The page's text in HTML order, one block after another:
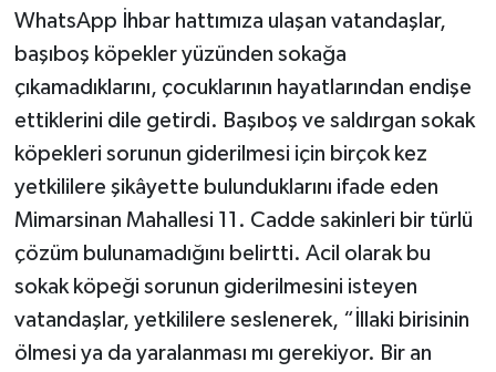
WhatsApp İhbar hattımıza ulaşan vatandaşlar,
başıboş köpekler yüzünden sokağa
çıkamadıklarını, çocuklarının hayatlarından endişe
ettiklerini dile getirdi. Başıboş ve saldırgan sokak
köpekleri sorunun giderilmesi için birçok kez
yetkililere şikâyette bulunduklarını ifade eden
Mimarsinan Mahallesi 11. Cadde sakinleri bir türlü
çözüm bulunamadığını belirtti. Acil olarak bu
sokak köpeği sorunun giderilmesini isteyen
vatandaşlar, yetkililere seslenerek, “İllaki birisinin
ölmesi ya da yaralanması mı gerekiyor. Bir an